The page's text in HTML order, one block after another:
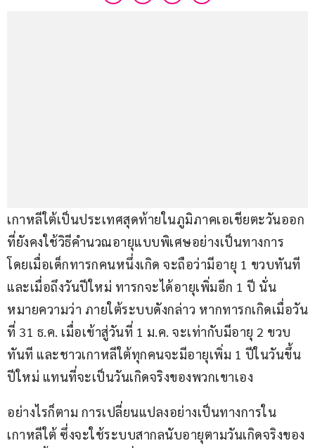
เกาหลีใต้เป็นประเทศสุดท้ายในภูมิภาคเอเชียตะวันออก
ที่ยังคงใช้วิธีคำนวณอายุแบบพิเศษอย่างเป็นทางการ
โดยเมื่อเด็กทารกคนหนึ่งเกิด จะถือว่ามีอายุ 1 ขวบทันที
และเมื่อถึงวันปีใหม่ ทารกจะได้อายุเพิ่มอีก 1 ปี นั่น
หมายความว่า ภายใต้ระบบดังกล่าว หากทารกเกิดเมื่อวัน
ที่ 31 ธ.ค. เมื่อเข้าสู่วันที่ 1 ม.ค. จะเท่ากับมีอายุ 2 ขวบ
ทันที และชาวเกาหลีใต้ทุกคนจะมีอายุเพิ่ม 1 ปีในวันขึ้น
ปีใหม่ แทนที่จะเป็นวันเกิดจริงของพวกเขาเอง
อย่างไรก็ตาม การเปลี่ยนแปลงอย่างเป็นทางการใน
เกาหลีใต้ ซึ่งจะใช้ระบบสากลนับอายุตามวันเกิดจริงของ